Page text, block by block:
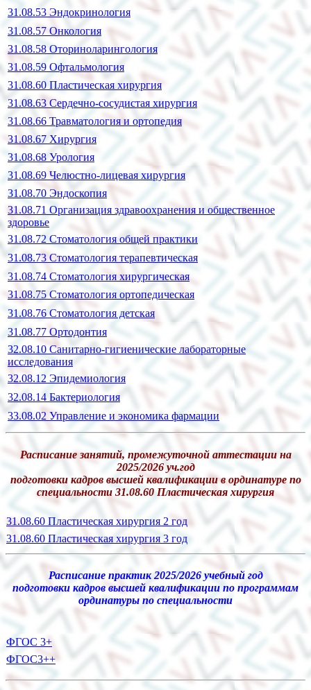
31.08.53 Эндокринология
31.08.57 Онкология
31.08.58 Оториноларингология
31.08.59 Офтальмология
31.08.60 Пластическая хирургия
31.08.63 Сердечно-сосудистая хирургия
31.08.66 Травматология и ортопедия
31.08.67 Хирургия
31.08.68 Урология
31.08.69 Челюстно-лицевая хирургия
31.08.70 Эндоскопия
31.08.71 Организация здравоохранения и общественное
здоровье
31.08.72 Стоматология общей практики
31.08.73 Стоматология терапевтическая
31.08.74 Стоматология хирургическая
31.08.75 Стоматология ортопедическая
31.08.76 Стоматология детская
31.08.77 Ортодонтия
32.08.10 Санитарно-гигиенические лабораторные
исследования
32.08.12 Эпидемиология
32.08.14 Бактериология
33.08.02 Управление и экономика фармации
Расписание занятий, промежуточной аттестации на
2025/2026 уч.год
подготовки кадров высшей квалификации в ординатуре по
специальности 31.08.60 Пластическая хирургия
31.08.60 Пластическая хирургия 2 год
31.08.60 Пластическая хирургия 3 год
Расписание практик 2025/2026 учебный год
подготовки кадров высшей квалификации по программам
ординатуры по специальности
ФГОС 3+
ФГОС3++